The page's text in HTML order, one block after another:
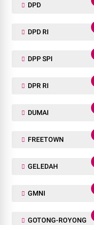
DPD
DPD RI
DPP SPI
DPR RI
DUMAI
FREETOWN
GELEDAH
GMNI
GOTONG-ROYONG